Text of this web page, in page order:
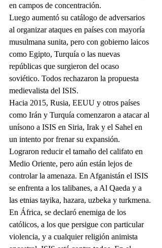
en campos de concentración.
Luego aumentó su catálogo de adversarios
al organizar ataques en países con mayoría
musulmana sunita, pero con gobierno laicos
como Egipto, Turquía o las nuevas
repúblicas que surgieron del ocaso
soviético. Todos rechazaron la propuesta
medievalista del ISIS.
Hacia 2015, Rusia, EEUU y otros países
como Irán y Turquía comenzaron a atacar al
unísono a ISIS en Siria, Irak y el Sahel en
un intento por frenar su expansión.
Lograron reducir el tamaño del califato en
Medio Oriente, pero aún están lejos de
controlar la amenaza. En Afganistán el ISIS
se enfrenta a los talibanes, a Al Qaeda y a
las etnias tayika, hazara, uzbeka y turkmena.
En África, se declaró enemiga de los
católicos, a los que persigue con particular
violencia, y a cualquier religión animista